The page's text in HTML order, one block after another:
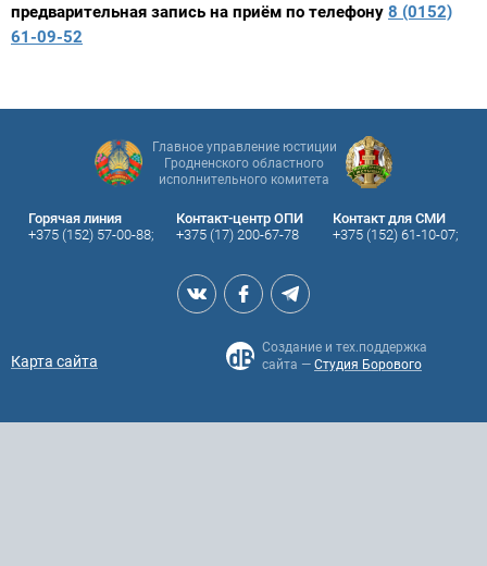
предварительная запись на приём по телефону 8 (0152)
61-09-52
Главное управление юстиции
Гродненского областного
исполнительного комитета
Горячая линия
+375 (152) 57-00-88;
Контакт-центр ОПИ
+375 (17) 200-67-78
Контакт для СМИ
+375 (152) 61-10-07;
Карта сайта
Создание и тех.поддержка
сайта — Студия Борового